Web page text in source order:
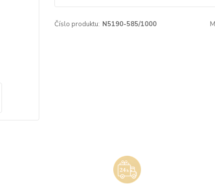
Číslo produktu: N5190-585/1000